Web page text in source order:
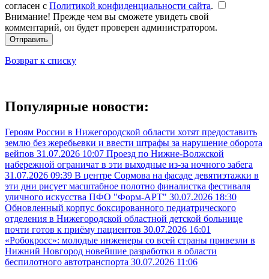
согласен с Политикой конфиденциальности сайта.
Внимание! Прежде чем вы сможете увидеть свой
комментарий, он будет проверен администратором.
Отправить
Возврат к списку
Популярные новости:
Героям России в Нижегородской области хотят предоставить
землю без жеребьевки и ввести штрафы за нарушение оборота
вейпов 31.07.2026 10:07 Проезд по Нижне-Волжской
набережной ограничат в эти выходные из-за ночного забега
31.07.2026 09:39 В центре Сормова на фасаде девятиэтажки в
эти дни рисует масштабное полотно финалистка фестиваля
уличного искусства ПФО "Форм-АРТ" 30.07.2026 18:30
Обновленный корпус боксированного педиатрического
отделения в Нижегородской областной детской больнице
почти готов к приёму пациентов 30.07.2026 16:01
«Робокросс»: молодые инженеры со всей страны привезли в
Нижний Новгород новейшие разработки в области
беспилотного автотранспорта 30.07.2026 11:06